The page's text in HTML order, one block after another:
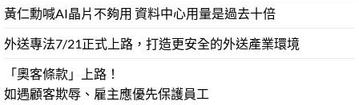
黃仁勳喊AI晶片不夠用 資料中心用量是過去十倍
外送專法7/21正式上路，打造更安全的外送產業環境
「奧客條款」上路！
如遇顧客欺辱、雇主應優先保護員工